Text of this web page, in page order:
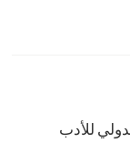
للأدب